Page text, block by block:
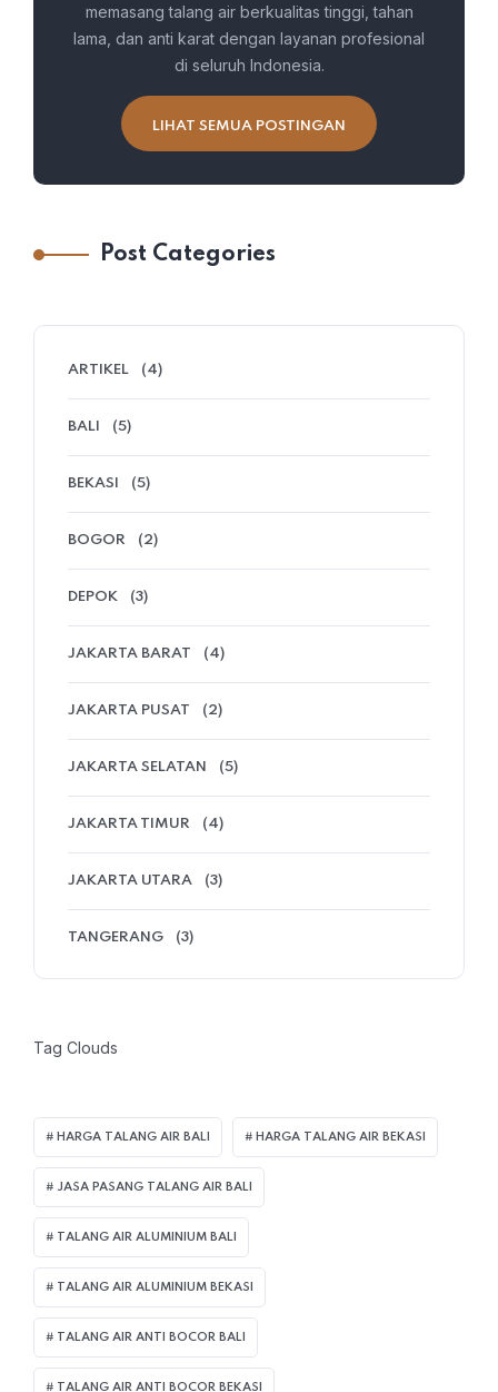
memasang talang air berkualitas tinggi, tahan
lama, dan anti karat dengan layanan profesional
di seluruh Indonesia.
LIHAT SEMUA POSTINGAN
Post Categories
ARTIKEL (4)
BALI (5)
BEKASI (5)
BOGOR (2)
DEPOK (3)
JAKARTA BARAT (4)
JAKARTA PUSAT (2)
JAKARTA SELATAN (5)
JAKARTA TIMUR (4)
JAKARTA UTARA (3)
TANGERANG (3)
Tag Clouds
HARGA TALANG AIR BALI HARGA TALANG AIR BEKASI
JASA PASANG TALANG AIR BALI
TALANG AIR ALUMINIUM BALI
TALANG AIR ALUMINIUM BEKASI
TALANG AIR ANTI BOCOR BALI
TALANG AIR ANTI BOCOR BEKASI